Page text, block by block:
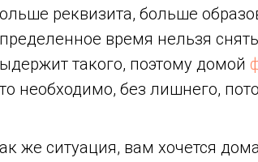
реквизита, больше
время нельзя
такого, поэтому домой
необходимо, без лишнего,
же ситуация, вам хочется